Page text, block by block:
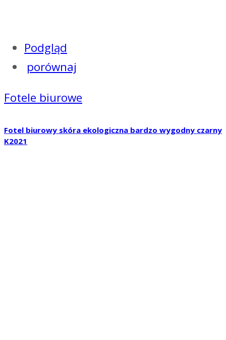
Podgląd
porównaj
Fotele biurowe
Fotel biurowy skóra ekologiczna bardzo wygodny czarny
K2021